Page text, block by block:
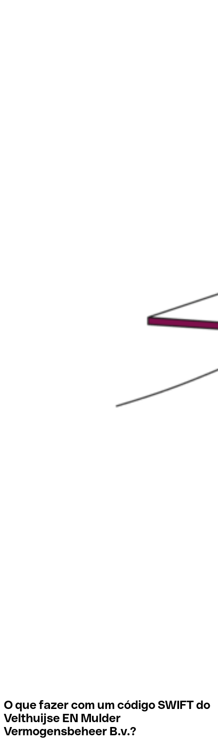
O que fazer com um código SWIFT do
Velthuijse EN Mulder
Vermogensbeheer B.v.?